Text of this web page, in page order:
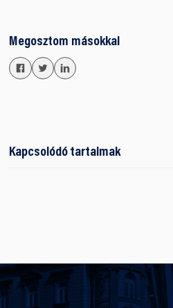
Megosztom másokkal
Kapcsolódó tartalmak